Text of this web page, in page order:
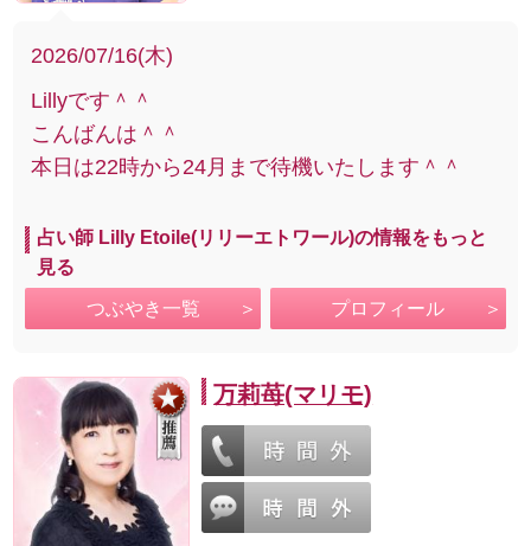
2026/07/16(木)
Lillyです＾＾
こんばんは＾＾
本日は22時から24月まで待機いたします＾＾
占い師 Lilly Etoile(リリーエトワール)の情報をもっと
見る
つぶやき一覧 プロフィール
万莉苺(マリモ)